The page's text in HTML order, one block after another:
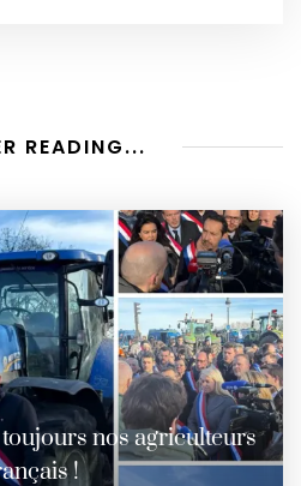
READING...
nos agriculteurs
!